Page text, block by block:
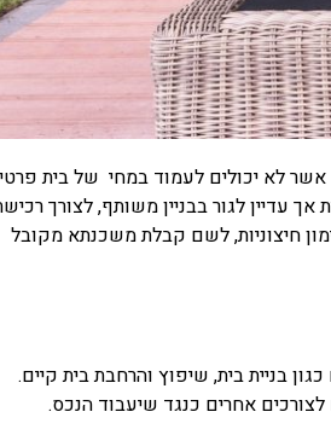
לא יכולים לעמוד במחי של בית פרטי
עדיין לגור בבניין משותף, לצורך
חיצוניות, לשם קבלת משכנתא מקובל
בניית בית, שיפוץ והרחבת בית קיים.
אחרים כנגד שיעבוד הנכס.